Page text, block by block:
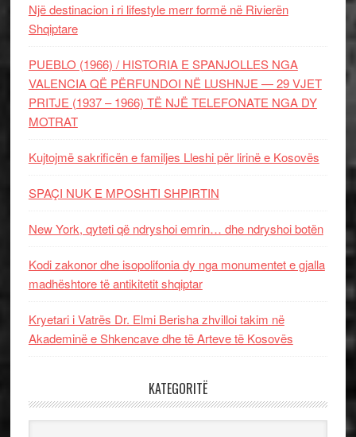
Një destinacion i ri lifestyle merr formë në Rivierën
Shqiptare
PUEBLO (1966) / HISTORIA E SPANJOLLES NGA
VALENCIA QË PËRFUNDOI NË LUSHNJE — 29 VJET
PRITJE (1937 – 1966) TË NJË TELEFONATE NGA DY
MOTRAT
Kujtojmë sakrificën e familjes Lleshi për lirinë e Kosovës
SPAÇI NUK E MPOSHTI SHPIRTIN
New York, qyteti që ndryshoi emrin… dhe ndryshoi botën
Kodi zakonor dhe isopolifonia dy nga monumentet e gjalla
madhështore të antikitetit shqiptar
Kryetari i Vatrës Dr. Elmi Berisha zhvilloi takim në
Akademinë e Shkencave dhe të Arteve të Kosovës
KATEGORITË